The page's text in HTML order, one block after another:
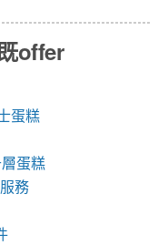
offer
蛋糕
蛋糕
務